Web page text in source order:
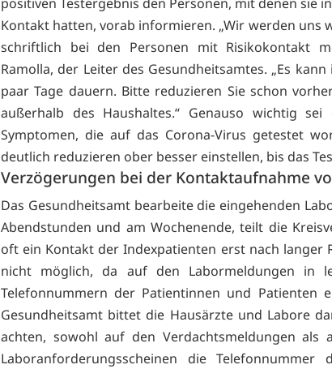
positiven Testergebnis den Personen, mit denen sie
Kontakt hatten, vorab informieren. „Wir werden uns
schriftlich bei den Personen mit Risikokontakt
Ramolla, der Leiter des Gesundheitsamtes. „Es
paar Tage dauern. Bitte reduzieren Sie schon
außerhalb des Haushaltes.“ Genauso wichtig
Symptomen, die auf das Corona-Virus getestet
deutlich reduzieren ober besser einstellen, bis das
Verzögerungen bei der Kontaktaufnahme
Das Gesundheitsamt bearbeite die eingehenden
Abendstunden und am Wochenende, teilt die
oft ein Kontakt der Indexpatienten erst nach langer
nicht möglich, da auf den Labormeldungen in
Telefonnummern der Patientinnen und Patienten
Gesundheitsamt bittet die Hausärzte und Labore
achten, sowohl auf den Verdachtsmeldungen als
Laboranforderungsscheinen die